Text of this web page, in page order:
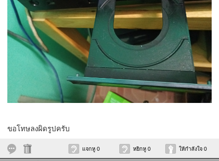
ขอโทษลงผิดรูปครับ
แจกหู 0 หยิกหู 0 ให้กำลังใจ 0